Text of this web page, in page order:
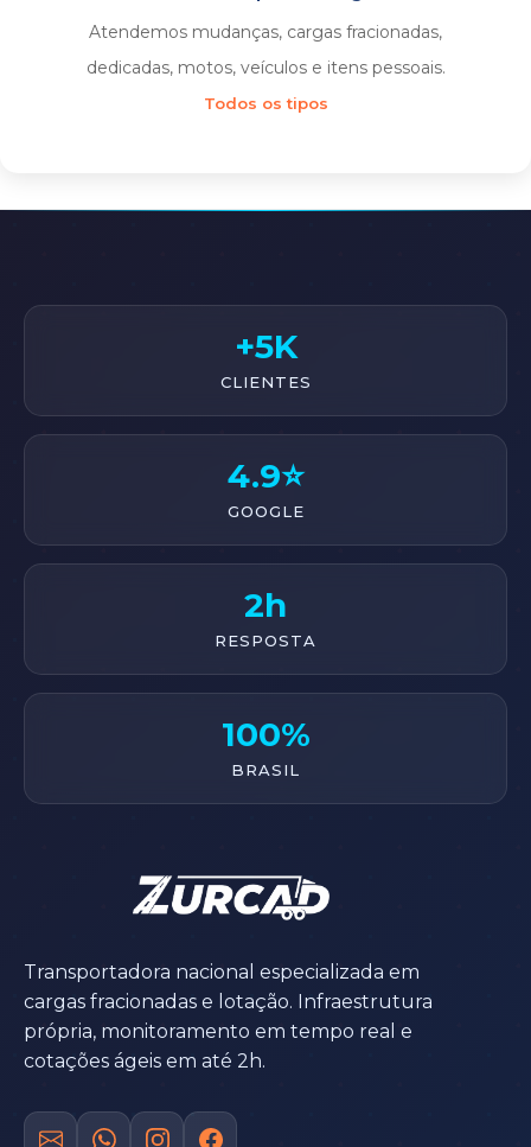
Atendemos mudanças, cargas fracionadas,
dedicadas, motos, veículos e itens pessoais.
Todos os tipos
+5K
CLIENTES
4.9⭐
GOOGLE
2h
RESPOSTA
100%
BRASIL
Transportadora nacional especializada em
cargas fracionadas e lotação. Infraestrutura
própria, monitoramento em tempo real e
cotações ágeis em até 2h.